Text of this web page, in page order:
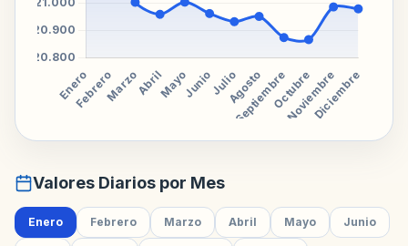
Valores Diarios por Mes
Enero Febrero Marzo Abril Mayo Junio